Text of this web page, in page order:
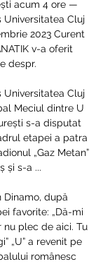
acum 4 ore —
Universitatea Cluj
2023 Curent
v-a oferit
despr.
Universitatea Cluj
Meciul dintre U
s-a disputat
etapei a patra
„Gaz Metan”
și s-a ...
Dinamo, după
favorite: „Dă-mi
nu plec de aici. Tu
„U” a revenit pe
românesc